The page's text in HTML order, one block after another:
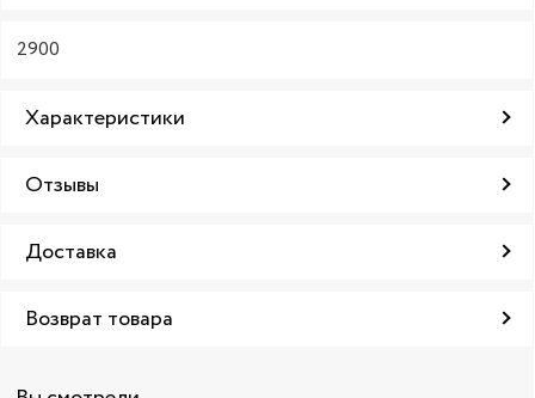
2900
Характеристики
Отзывы
Доставка
Возврат товара